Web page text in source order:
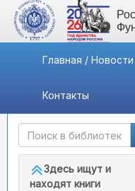
Главная / Новости
Контакты
Быстрый доступ
Здесь ищут и
находят книги